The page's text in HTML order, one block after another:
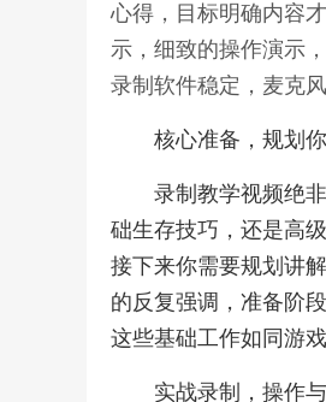
心得，目标明确内容
示，细致的操作演示
录制软件稳定，麦克
核心准备，规划
录制教学视频绝
础生存技巧，还是高
接下来你需要规划讲
的反复强调，准备阶
这些基础工作如同游
实战录制，操作